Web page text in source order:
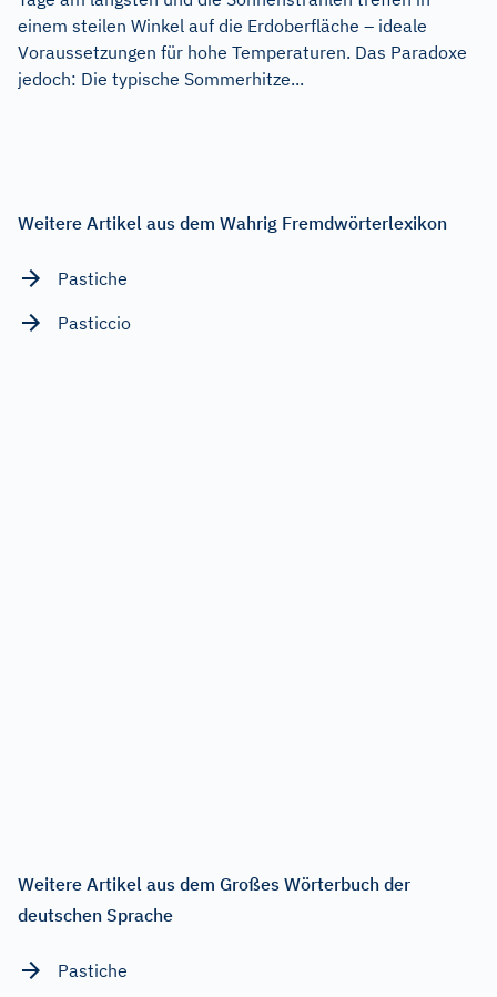
einem steilen Winkel auf die Erdoberfläche – ideale
Voraussetzungen für hohe Temperaturen. Das Paradoxe
jedoch: Die typische Sommerhitze...
Weitere Artikel aus dem Wahrig Fremdwörterlexikon
Pastiche
Pasticcio
Weitere Artikel aus dem Großes Wörterbuch der
deutschen Sprache
Pastiche